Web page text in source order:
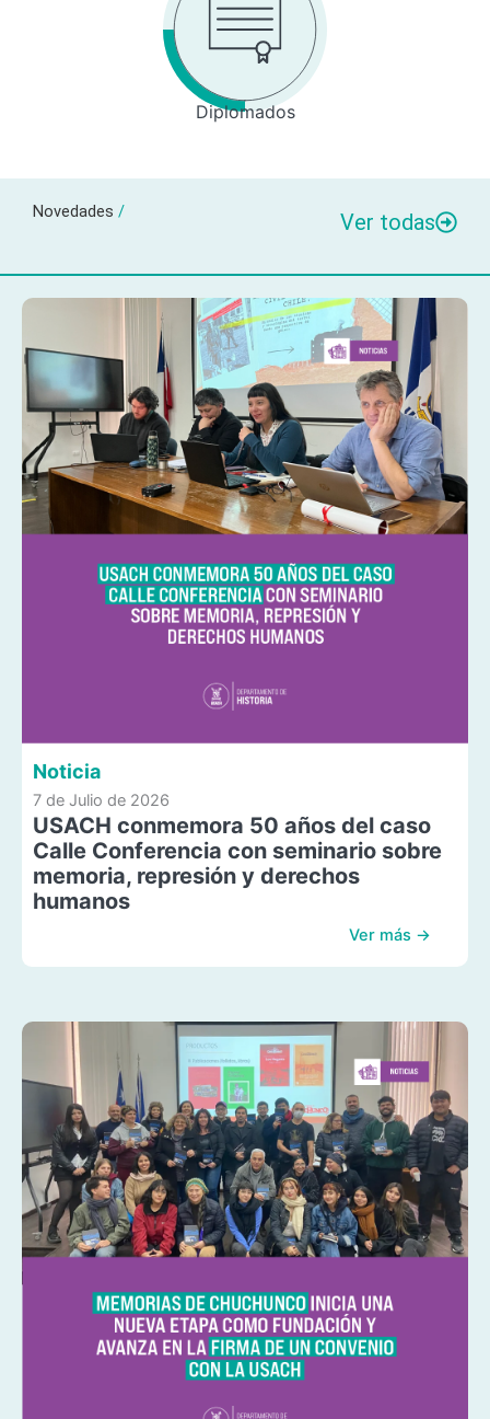
Diplomados
Novedades / Ver todas
Noticia
7 de Julio de 2026
USACH conmemora 50 años del caso
Calle Conferencia con seminario sobre
memoria, represión y derechos
humanos
Ver más →